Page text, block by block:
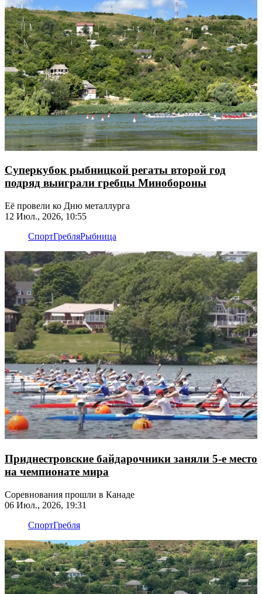
Суперкубок рыбницкой регаты второй год
подряд выиграли гребцы Минобороны
Её провели ко Дню металлурга
12 Июл., 2026, 10:55
СпортГребляРыбница
Приднестровские байдарочники заняли 5-е место
на чемпионате мира
Соревнования прошли в Канаде
06 Июл., 2026, 19:31
СпортГребля